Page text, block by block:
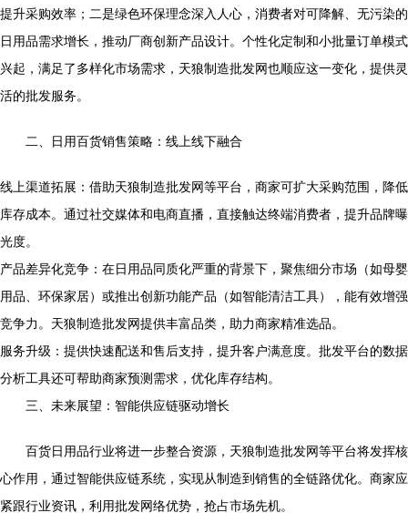
提升采购效率；二是绿色环保理念深入人心，消费者对可降解、无污染的
日用品需求增长，推动厂商创新产品设计。个性化定制和小批量订单模式
兴起，满足了多样化市场需求，天狼制造批发网也顺应这一变化，提供灵
活的批发服务。
二、日用百货销售策略：线上线下融合
线上渠道拓展：借助天狼制造批发网等平台，商家可扩大采购范围，降低
库存成本。通过社交媒体和电商直播，直接触达终端消费者，提升品牌曝
光度。
产品差异化竞争：在日用品同质化严重的背景下，聚焦细分市场（如母婴
用品、环保家居）或推出创新功能产品（如智能清洁工具），能有效增强
竞争力。天狼制造批发网提供丰富品类，助力商家精准选品。
服务升级：提供快速配送和售后支持，提升客户满意度。批发平台的数据
分析工具还可帮助商家预测需求，优化库存结构。
三、未来展望：智能供应链驱动增长
百货日用品行业将进一步整合资源，天狼制造批发网等平台将发挥核
心作用，通过智能供应链系统，实现从制造到销售的全链路优化。商家应
紧跟行业资讯，利用批发网络优势，抢占市场先机。